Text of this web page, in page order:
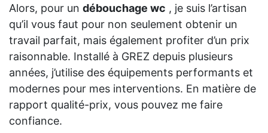
Alors, pour un débouchage wc , je suis l’artisan
qu’il vous faut pour non seulement obtenir un
travail parfait, mais également profiter d’un prix
raisonnable. Installé à GREZ depuis plusieurs
années, j’utilise des équipements performants et
modernes pour mes interventions. En matière de
rapport qualité-prix, vous pouvez me faire
confiance.